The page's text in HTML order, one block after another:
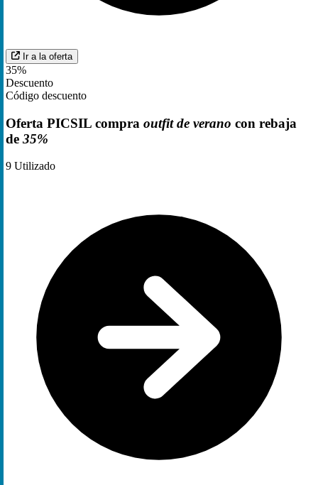
Ir a la oferta
35%
Descuento
Código descuento
Oferta PICSIL compra outfit de verano con rebaja
de 35%
9 Utilizado